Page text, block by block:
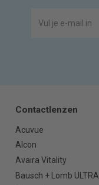
Contactlenzen
Acuvue
Alcon
Avaira Vitality
Bausch + Lomb ULTRA